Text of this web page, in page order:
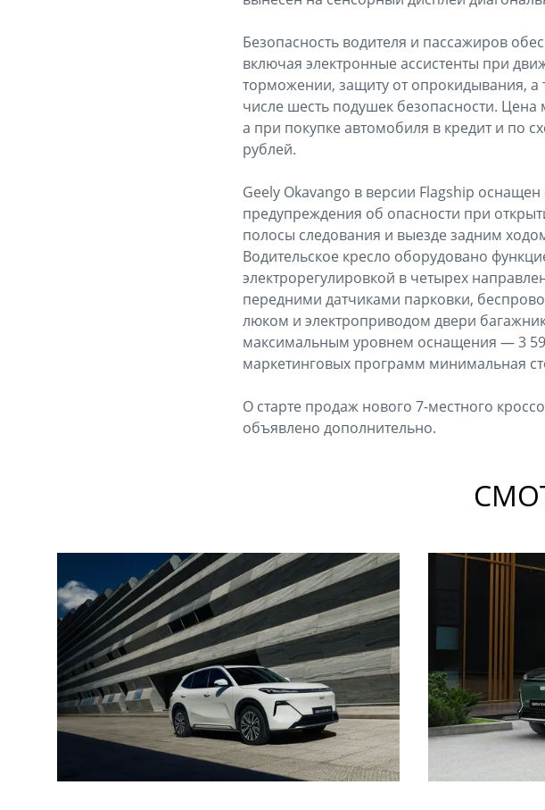
Безопасность водителя и пассажиров
включая электронные ассистенты при
торможении, защиту от опрокидывания,
числе шесть подушек безопасности. Цена
а при покупке автомобиля в кредит и по
рублей.
Geely Okavango в версии Flagship
предупреждения об опасности при
полосы следования и выезде задним
Водительское кресло оборудовано
электрорегулировкой в четырех
передними датчиками парковки,
люком и электроприводом двери
максимальным уровнем оснащения — 3
маркетинговых программ минимальная
О старте продаж нового 7-местного
объявлено дополнительно.